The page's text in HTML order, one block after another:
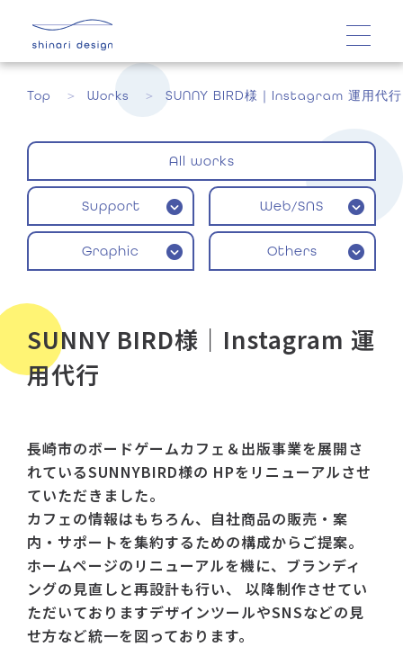
Top Works SUNNY BIRD様｜Instagram 運用代行
All works
Support Web/SNS
Graphic Others
SUNNY BIRD様｜Instagram 運
用代行
長崎市のボードゲームカフェ＆出版事業を展開さ
れているSUNNYBIRD様の HPをリニューアルさせ
ていただきました。
カフェの情報はもちろん、自社商品の販売・案
内・サポートを集約するための構成からご提案。
ホームページのリニューアルを機に、ブランディ
ングの見直しと再設計も行い、
以降制作させてい
ただいておりますデザインツールやSNSなどの見
せ方など統一を図っております。